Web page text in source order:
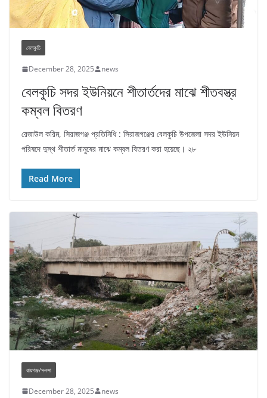
বেলকুচি
December 28, 2025 news
বেলকুচি সদর ইউনিয়নে শীতার্তদের মাঝে শীতবস্ত্র
কম্বল বিতরণ
রেজাউল করিম, সিরাজগঞ্জ প্রতিনিধি : সিরাজগঞ্জের বেলকুচি উপজেলা সদর ইউনিয়ন
পরিষদে দুস্থ শীতার্ত মানুষের মাঝে কম্বল বিতরণ করা হয়েছে। ২৮
Read More
রায়গঞ্জ/সলঙ্গা
December 28, 2025 news